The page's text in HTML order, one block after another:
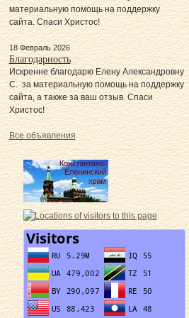
материальную помощь на поддержку
сайта. Спаси Христос!
18 Февраль 2026
Благодарность
Искренне благодарю Елену Александровну
С. за материальную помощь на поддержку
сайта, а также за ваш отзыв. Спаси
Христос!
Все объявления